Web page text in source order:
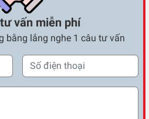
vấn miễn phí
bằng lắng nghe 1 câu tư vấn